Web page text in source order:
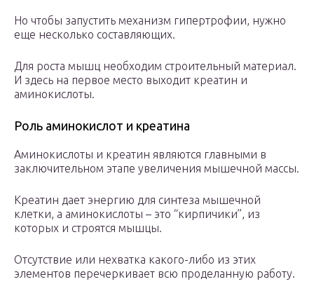
Но чтобы запустить механизм гипертрофии, нужно
еще несколько составляющих.
Для роста мышц необходим строительный материал.
И здесь на первое место выходит креатин и
аминокислоты.
Роль аминокислот и креатина
Аминокислоты и креатин являются главными в
заключительном этапе увеличения мышечной массы.
Креатин дает энергию для синтеза мышечной
клетки, а аминокислоты – это “кирпичики”, из
которых и строятся мышцы.
Отсутствие или нехватка какого-либо из этих
элементов перечеркивает всю проделанную работу.